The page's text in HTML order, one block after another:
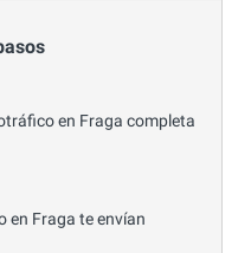
en Fraga completa
en Fraga te envían